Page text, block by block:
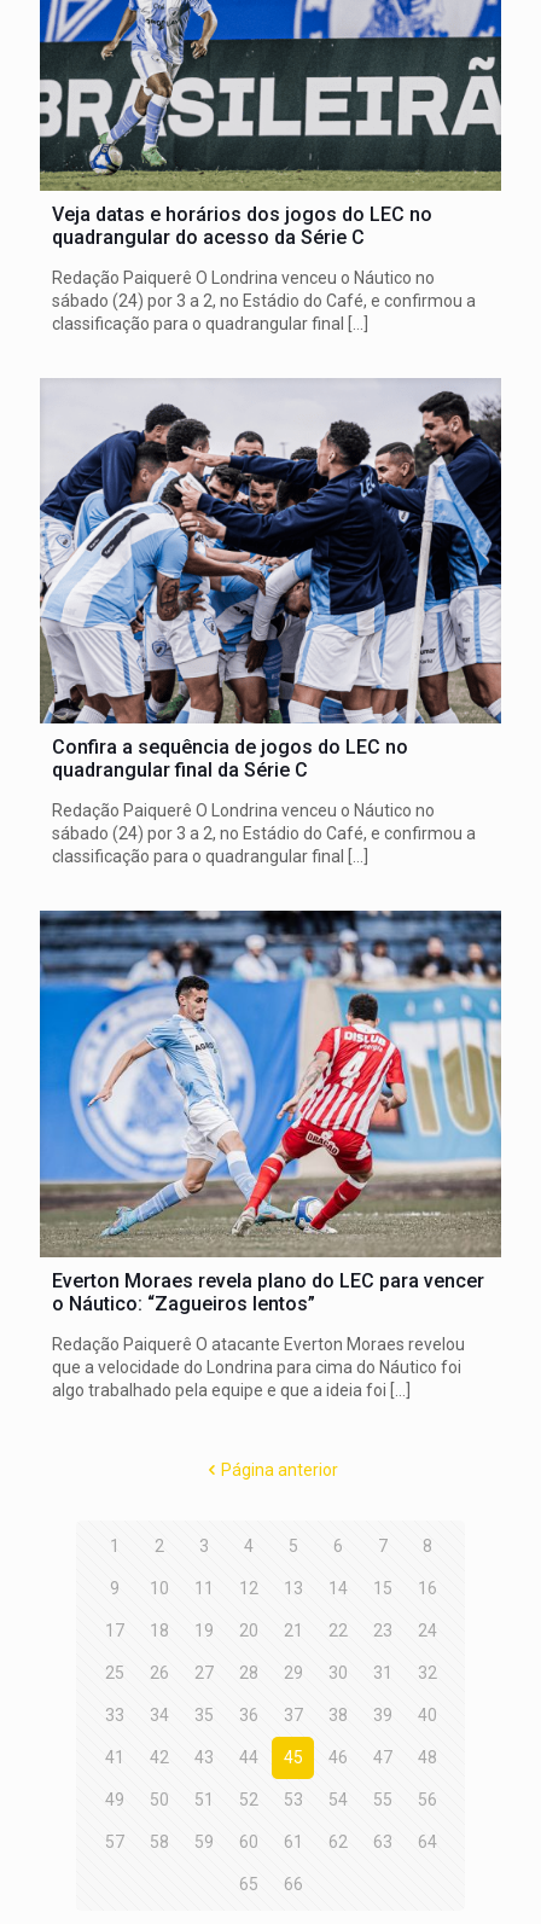
Veja datas e horários dos jogos do LEC no
quadrangular do acesso da Série C
Redação Paiquerê O Londrina venceu o Náutico no
sábado (24) por 3 a 2, no Estádio do Café, e confirmou a
classificação para o quadrangular final […]
Confira a sequência de jogos do LEC no
quadrangular final da Série C
Redação Paiquerê O Londrina venceu o Náutico no
sábado (24) por 3 a 2, no Estádio do Café, e confirmou a
classificação para o quadrangular final
Everton Moraes revela plano do LEC para vencer
o Náutico: “Zagueiros lentos”
Redação Paiquerê O atacante Everton Moraes revelou
que a velocidade do Londrina para cima do Náutico foi
algo trabalhado pela equipe e que a ideia foi […]
Página anterior
1 2 3 4 5 6 7 8
9 10 11 12 13 14 15 16
17 18 19 20 21 22 23 24
25 26 27 28 29 30 31 32
33 34 35 36 37 38 39 40
41 42 43 44 45 46 47 48
49 50 51 52 53 54 55 56
57 58 59 60 61 62 63 64
65 66